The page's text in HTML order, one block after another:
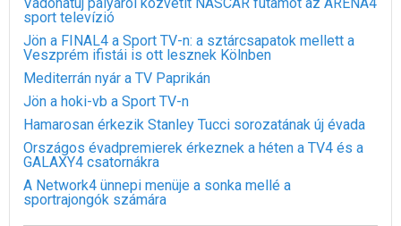
sport televízió
Jön a FINAL4 a Sport TV-n: a sztárcsapatok mellett a
Veszprém ifistái is ott lesznek Kölnben
Mediterrán nyár a TV Paprikán
Jön a hoki-vb a Sport TV-n
Hamarosan érkezik Stanley Tucci sorozatának új évada
Országos évadpremierek érkeznek a héten a TV4 és a
GALAXY4 csatornákra
A Network4 ünnepi menüje a sonka mellé a
sportrajongók számára